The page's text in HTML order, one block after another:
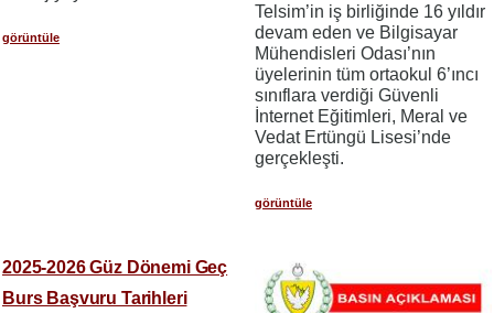
görüntüle
Telsim’in iş birliğinde 16 yıldır
devam eden ve Bilgisayar
Mühendisleri Odası’nın
üyelerinin tüm ortaokul 6’ıncı
sınıflara verdiği Güvenli
İnternet Eğitimleri, Meral ve
Vedat Ertüngü Lisesi’nde
gerçekleşti.
görüntüle
2025-2026 Güz Dönemi Geç
Burs Başvuru Tarihleri